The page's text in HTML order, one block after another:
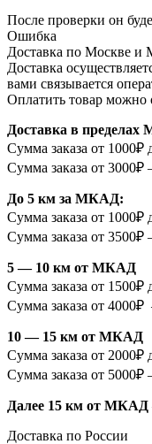
После проверки он
Ошибка
Доставка по Москве и
Доставка
вами связывается
Оплатить товар можно
Доставка в
Сумма заказа от
Сумма заказа от 3000₽
До 5 км за МКАД:
Сумма заказа от
Сумма заказа от 3500₽
5 — 10 км от МКАД
Сумма заказа от
Сумма заказа от
10 — 15 км от МКАД
Сумма заказа от
Сумма заказа от 5000₽
Далее 15 км от МКАД
Доставка по России